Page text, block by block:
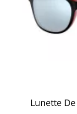
Lunette De